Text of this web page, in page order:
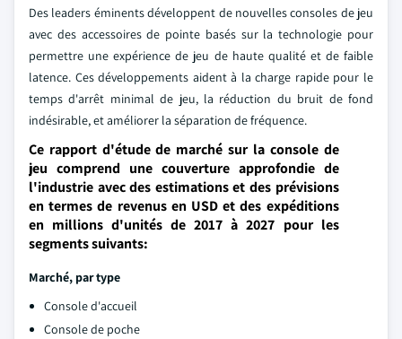
Des leaders éminents développent de nouvelles consoles de jeu
avec des accessoires de pointe basés sur la technologie pour
permettre une expérience de jeu de haute qualité et de faible
latence. Ces développements aident à la charge rapide pour le
temps d'arrêt minimal de jeu, la réduction du bruit de fond
indésirable, et améliorer la séparation de fréquence.
Ce rapport d'étude de marché sur la console de
jeu comprend une couverture approfondie de
l'industrie avec des estimations et des prévisions
en termes de revenus en USD et des expéditions
en millions d'unités de 2017 à 2027 pour les
segments suivants:
Marché, par type
Console d'accueil
Console de poche